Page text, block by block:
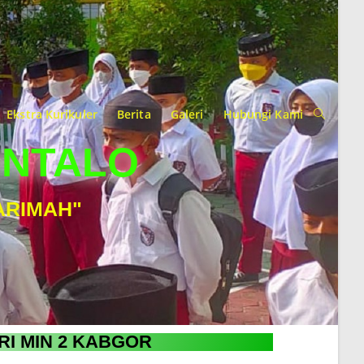
Ekstra Kurikuler Berita Galeri Hubungi Kami
MIN 2 KABGOR